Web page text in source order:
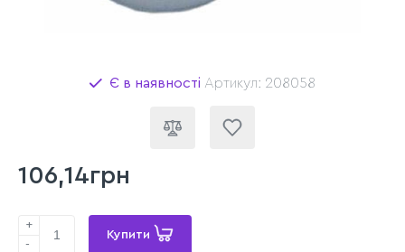
Є в наявності Артикул: 208058
106,14грн
+
-
Купити